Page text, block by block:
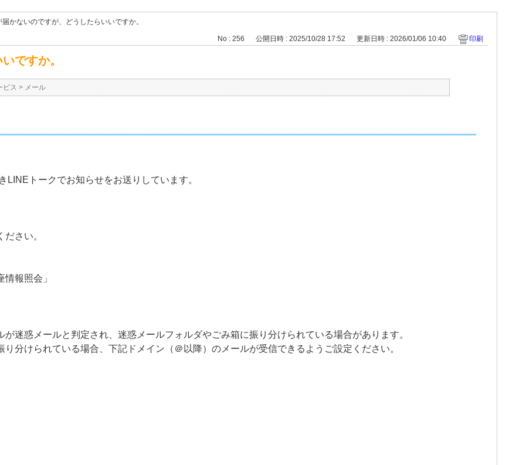
届かないのですが、どうしたらいいですか。
No : 256 公開日時 : 2025/10/28 17:52 更新日時 : 2026/01/06 10:40 印刷
ですか。
ビス > メール
トークでお知らせをお送りしています。
さい。
報照会」
迷惑メールと判定され、迷惑メールフォルダやごみ箱に振り分けられている場合があります。
分けられている場合、下記ドメイン（＠以降）のメールが受信できるようご設定ください。